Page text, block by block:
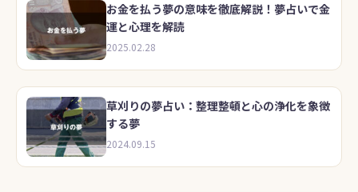
お金を払う夢の意味を徹底解説！夢占いで金
運と心理を解読
2025.02.28
草刈りの夢占い：整理整頓と心の浄化を象徴
する夢
2024.09.15